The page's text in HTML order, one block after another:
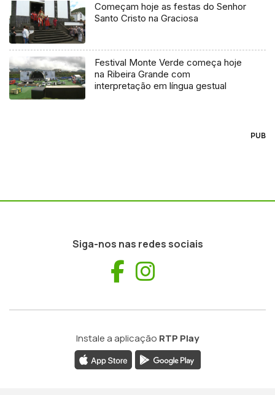
Começam hoje as festas do Senhor
Santo Cristo na Graciosa
Festival Monte Verde começa hoje
na Ribeira Grande com
interpretação em língua gestual
PUB
Siga-nos nas redes sociais
Facebook
Instale a aplicação RTP Play